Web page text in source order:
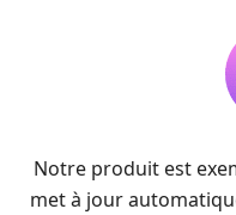
Notre produit est
met à jour